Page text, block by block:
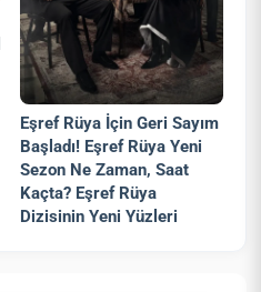
Eşref Rüya İçin Geri Sayım
Başladı! Eşref Rüya Yeni
Sezon Ne Zaman, Saat
Kaçta? Eşref Rüya
Dizisinin Yeni Yüzleri